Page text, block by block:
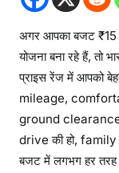
अगर आपका बजट
योजना बना रहे हैं, तो
प्राइस रेंज में आपको
mileage,
ground clearance
drive की हो,
बजट में लगभग हर